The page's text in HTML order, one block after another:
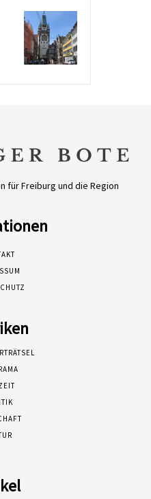
für Freiburg und die Region